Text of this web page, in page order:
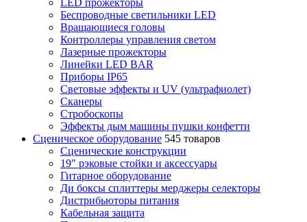
Беспроводные светильники LED
Вращающиеся головы
Контроллеры управления светом
Лазерные прожекторы
Линейки LED BAR
Приборы IP65
Световые эффекты и UV (ультрафиолет)
Сканеры
Стробоскопы
Эффекты дым машины пушки конфетти
Сценическое оборудование 545 товаров
Сценические конструкции
19" рэковые стойки и аксесcуары
Гитарное оборудование
Ди боксы сплиттеры мерджеры селекторы
Дистрибьюторы питания
Кабельная защита